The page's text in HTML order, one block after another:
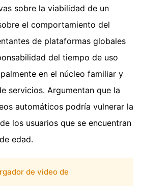
sobre la viabilidad de un
el comportamiento del
de plataformas globales
del tiempo de uso
en el núcleo familiar y
servicios. Argumentan que la
automáticos podría vulnerar la
los usuarios que se encuentran
edad.
de video de